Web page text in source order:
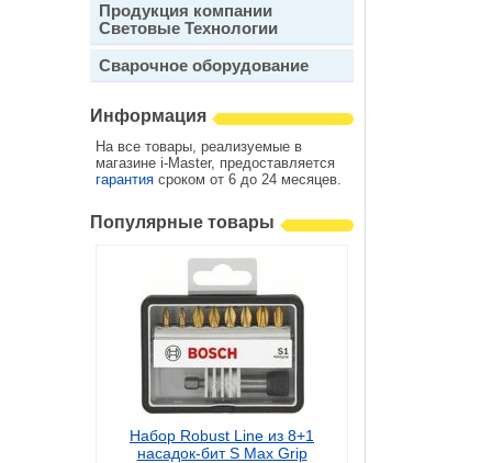
Продукция компании
Световые Технологии
Сварочное оборудование
Информация
На все товары, реализуемые в
магазине i-Master, предоставляется
гарантия сроком от 6 до 24 месяцев.
Популярные товары
Набор Robust Line из 8+1
насадок-бит S Max Grip